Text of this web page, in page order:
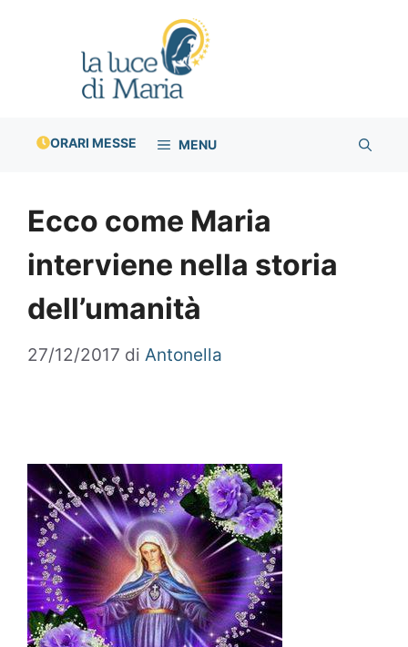
ORARI MESSE MENU
Ecco come Maria
interviene nella storia
dell’umanità
27/12/2017 di Antonella